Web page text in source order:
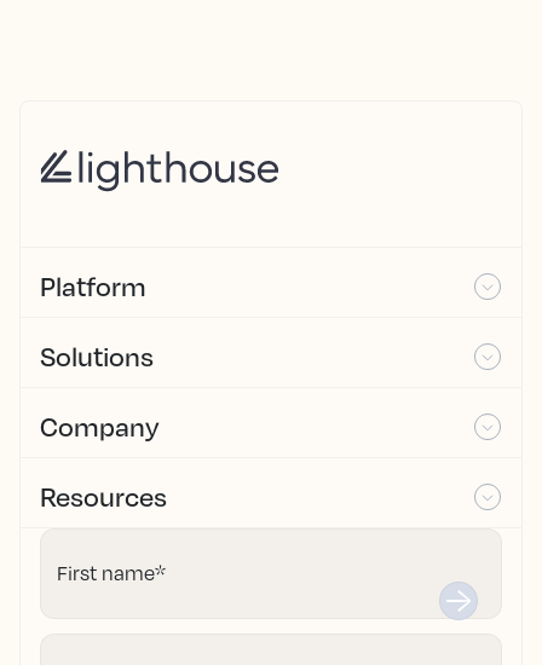
Platform
Solutions
Company
Resources
First name*